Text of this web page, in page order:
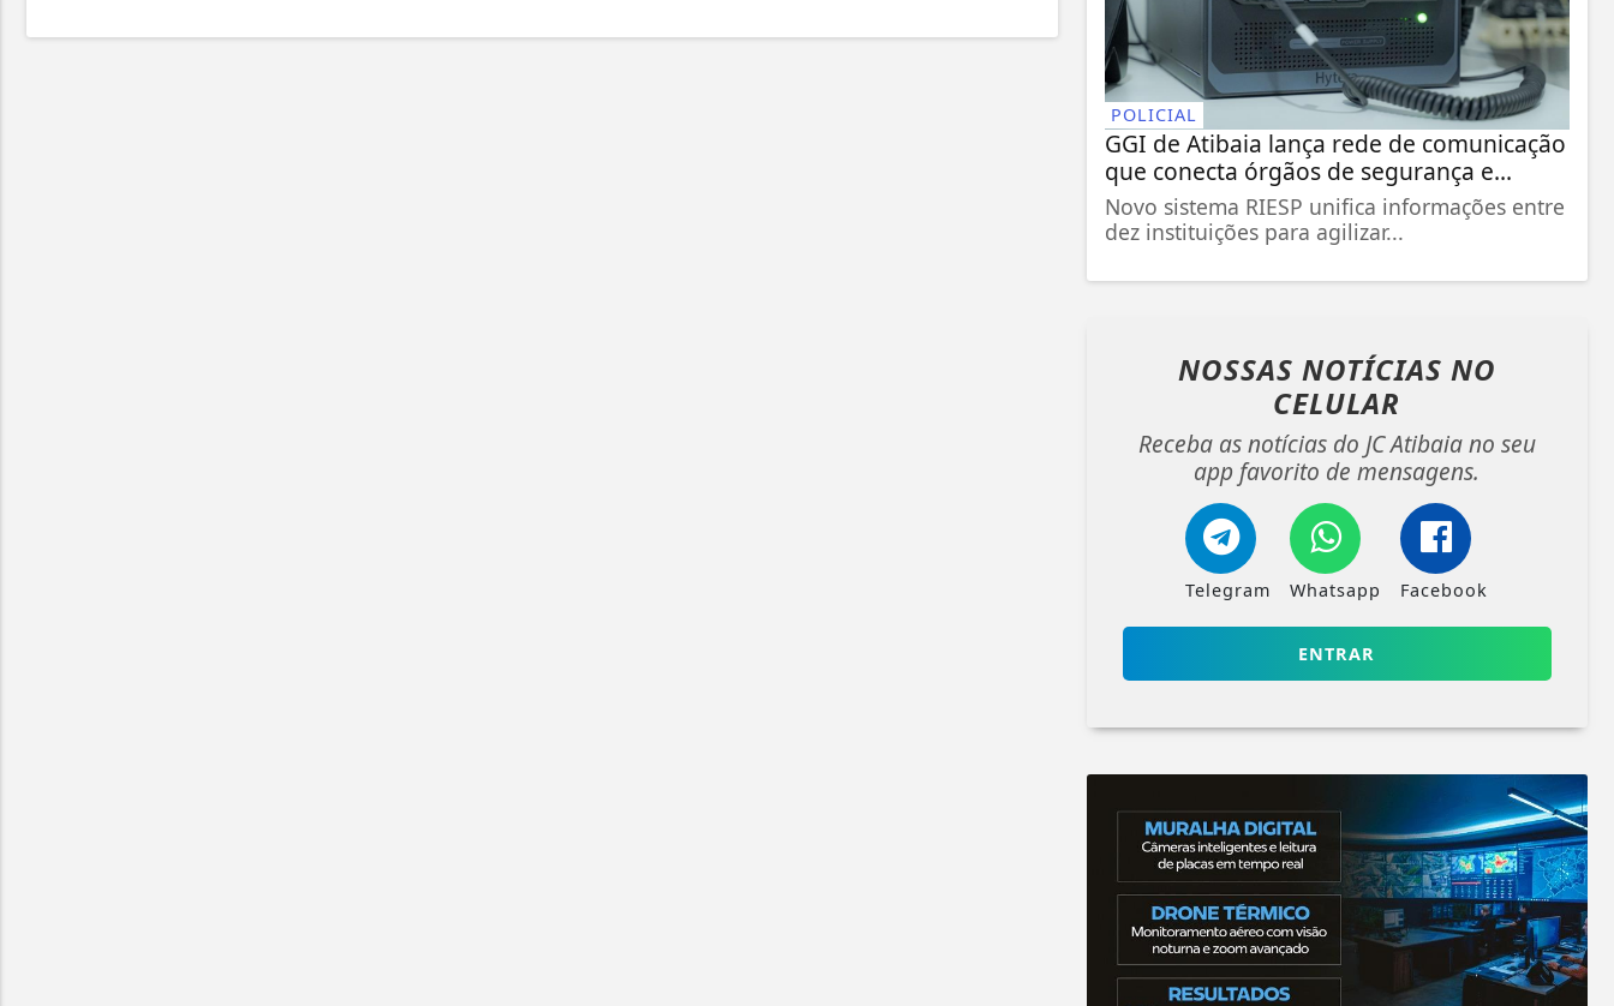
POLICIAL
GGI de Atibaia lança rede de comunicação
que conecta órgãos de segurança e...
Novo sistema RIESP unifica informações entre
dez instituições para agilizar...
NOSSAS NOTÍCIAS NO
CELULAR
Receba as notícias do JC Atibaia no seu
app favorito de mensagens.
Telegram Whatsapp Facebook
ENTRAR